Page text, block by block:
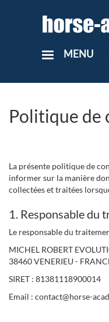
User
MENU
Politique de
La présente politique de
informer sur la manière
collectées et traitées
1. Responsable du
Le responsable du
MICHEL ROBERT
38460 VENERIEU -
SIRET : 81381118900014
Email : contact@horse-